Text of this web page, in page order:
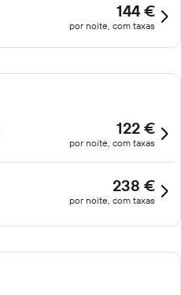
144 €
por noite, com taxas
122 €
por noite, com taxas
238 €
por noite, com taxas